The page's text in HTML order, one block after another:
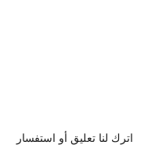
اترك لنا تعليق أو استفسار